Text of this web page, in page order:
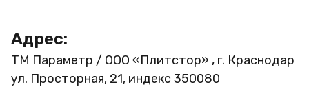
Адрес:
ТМ Параметр / ООО «Плитстор» , г. Краснодар
ул. Просторная, 21, индекс 350080